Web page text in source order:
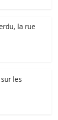
la rue
les